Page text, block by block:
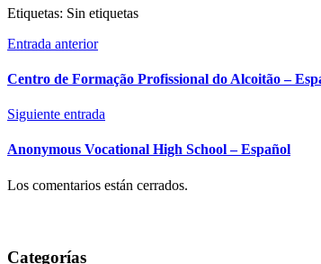
Etiquetas: Sin etiquetas
Entrada anterior
Centro de Formação Profissional do Alcoitão –
Siguiente entrada
Anonymous Vocational High School – Español
Los comentarios están cerrados.
Categorías